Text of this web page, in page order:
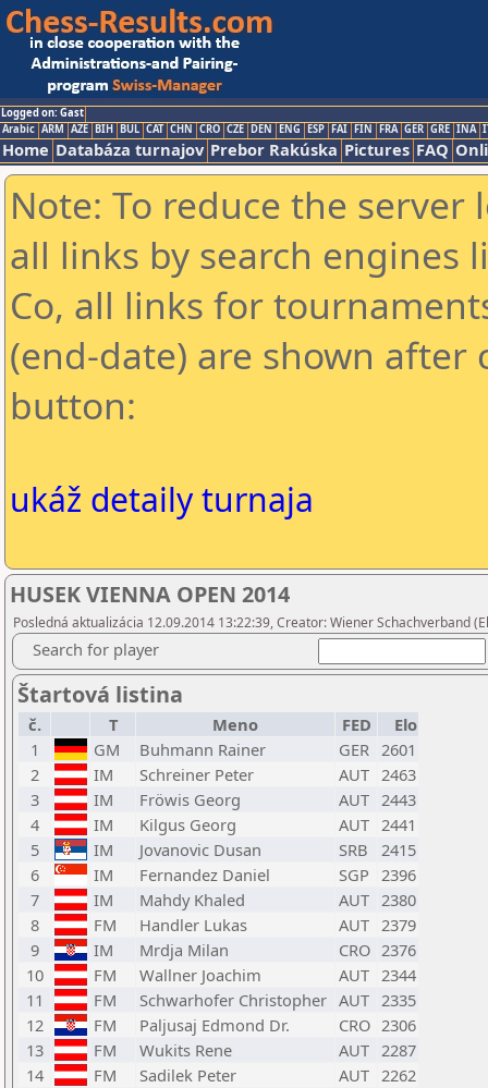
Logged on: Gast
Arabic ARM AZE BIH BUL CAT CHN CRO CZE DEN ENG ESP FAI FIN FRA GER GRE INA
Home Databáza turnajov Prebor Rakúska Pictures FAQ
Note: To reduce the
all links by search engines
Co, all links for
(end-date) are shown
button:
ukáž detaily turnaja
HUSEK VIENNA OPEN 2014
Posledná aktualizácia 12.09.2014 13:22:39, Creator: Wiener Schachverband
Search for player
Štartová listina
č. T Meno FED
Elo
1
GM Buhmann Rainer GER 2601
2
IM Schreiner Peter AUT 2463
3
IM Fröwis Georg AUT 2443
4
IM Kilgus Georg AUT 2441
5
IM Jovanovic Dusan SRB
2415
6
IM Fernandez Daniel SGP 2396
7
IM Mahdy Khaled AUT 2380
8
FM Handler Lukas AUT 2379
9
IM Mrdja Milan CRO 2376
10
FM Wallner Joachim AUT 2344
11
FM Schwarhofer Christopher AUT 2335
12
FM Paljusaj Edmond Dr. CRO 2306
13
FM Wukits Rene AUT 2287
14
FM Sadilek Peter AUT 2262